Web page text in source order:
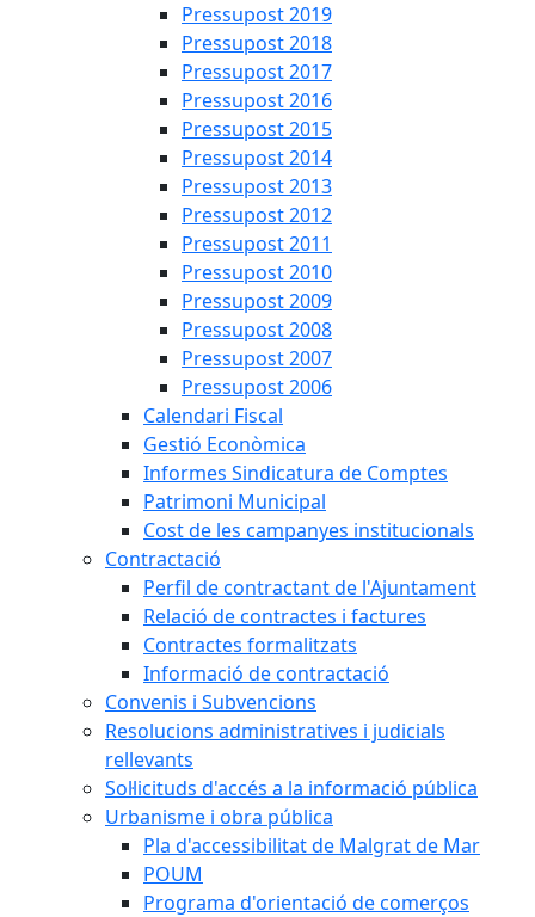
Pressupost 2019
Pressupost 2018
Pressupost 2017
Pressupost 2016
Pressupost 2015
Pressupost 2014
Pressupost 2013
Pressupost 2012
Pressupost 2011
Pressupost 2010
Pressupost 2009
Pressupost 2008
Pressupost 2007
Pressupost 2006
Calendari Fiscal
Gestió Econòmica
Informes Sindicatura de Comptes
Patrimoni Municipal
Cost de les campanyes institucionals
Contractació
Perfil de contractant de l'Ajuntament
Relació de contractes i factures
Contractes formalitzats
Informació de contractació
Convenis i Subvencions
Resolucions administratives i judicials
rellevants
Sol·licituds d'accés a la informació pública
Urbanisme i obra pública
Pla d'accessibilitat de Malgrat de Mar
POUM
Programa d'orientació de comerços